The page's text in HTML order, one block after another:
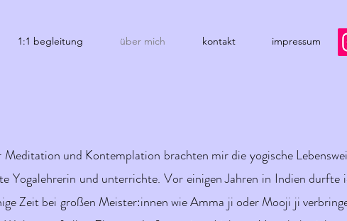
1:1 begleitung über mich kontakt impressum
und Kontemplation brachten mir die yogische
Yogalehrerin und unterrichte. Vor einigen Jahren in Indien durfte
Zeit bei großen Meister:innen wie Amma ji oder Mooji ji